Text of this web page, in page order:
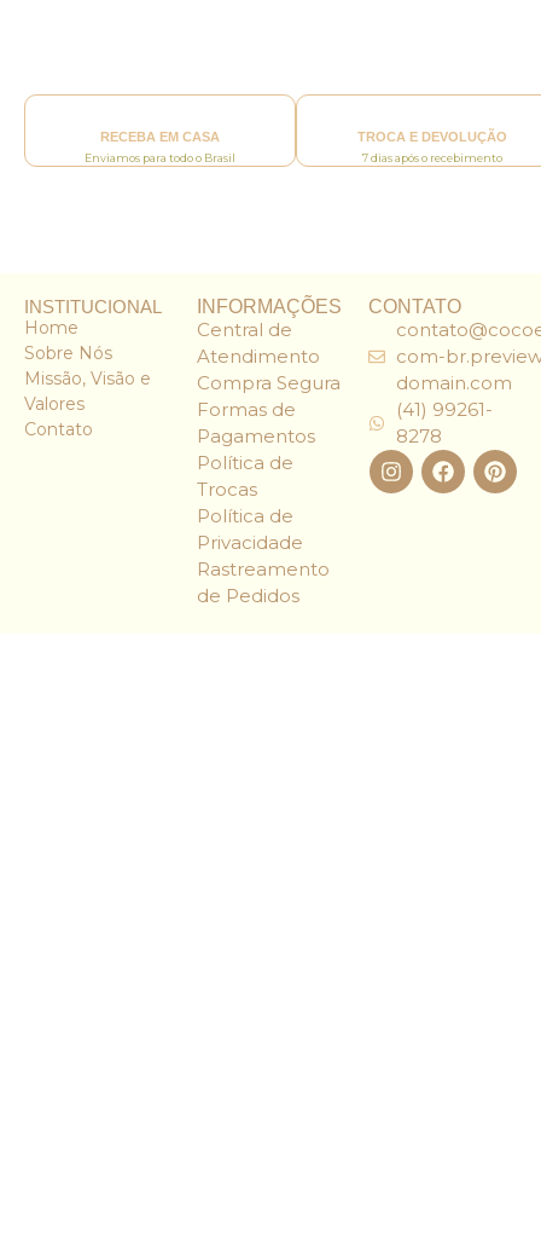
RECEBA EM CASA
Enviamos para todo o Brasil
TROCA E DEVOLUÇÃO
7 dias após o recebimento
INSTITUCIONAL
Home
Sobre Nós
Missão, Visão e
Valores
Contato
INFORMAÇÕES
Central de
Atendimento
Compra Segura
Formas de
Pagamentos
Política de
Trocas
Política de
Privacidade
Rastreamento
de Pedidos
CONTATO
com-
domain.com
(41) 99261-
8278